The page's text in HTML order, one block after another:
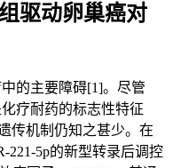
驱动卵巢癌对
的主要障碍[1]。尽管
疗耐药的标志性特征
传机制仍知之甚少。在
221-5p的新型转录后调控